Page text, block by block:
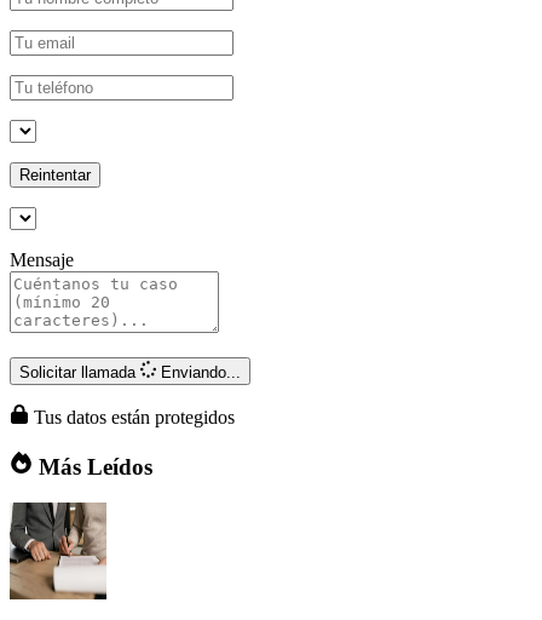
Reintentar
Mensaje
Solicitar llamada Enviando...
Tus datos están protegidos
Más Leídos